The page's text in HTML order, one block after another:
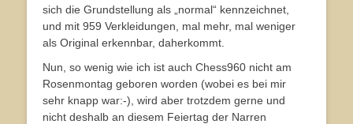
sich die Grundstellung als „normal“ kennzeichnet,
und mit 959 Verkleidungen, mal mehr, mal weniger
als Original erkennbar, daherkommt.
Nun, so wenig wie ich ist auch Chess960 nicht am
Rosenmontag geboren worden (wobei es bei mir
sehr knapp war:-), wird aber trotzdem gerne und
nicht deshalb an diesem Feiertag der Narren